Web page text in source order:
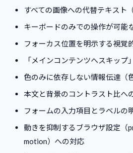
すべての画像への代替テキスト
キーボードのみでの操作が可能
フォーカス位置を明示する視覚
「メインコンテンツへスキップ
色のみに依存しない情報伝達（
本文と背景のコントラスト比へ
フォームの入力項目とラベルの
動きを抑制するブラウザ設定（
motion）への対応